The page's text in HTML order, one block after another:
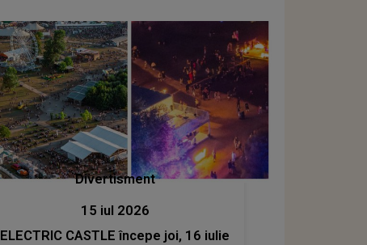
Divertisment
15 iul 2026
ELECTRIC CASTLE începe joi, 16 iulie